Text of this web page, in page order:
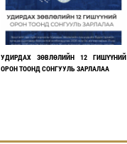
УДИРДАХ ЗӨВЛӨЛИЙН 12 ГИШҮҮНИЙ
ОРОН ТООНД СОНГУУЛЬ ЗАРЛАЛАА